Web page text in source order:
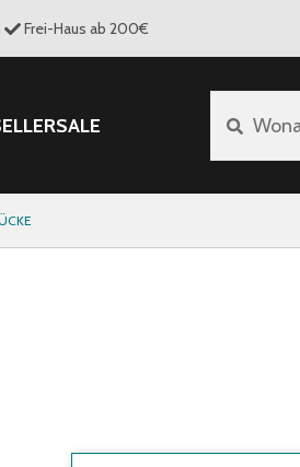
Frei-Haus ab 200€
SALE